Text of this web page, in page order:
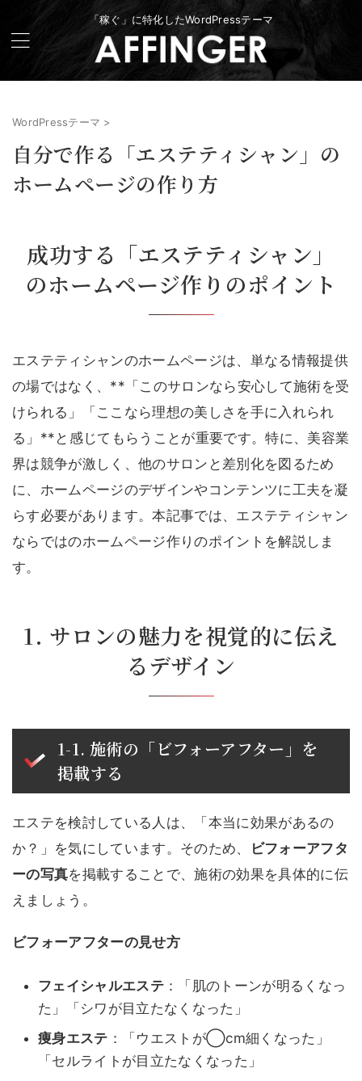
「稼ぐ」に特化したWordPressテーマ
WordPressテーマ >
自分で作る「エステティシャン」の
ホームページの作り方
成功する「エステティシャン」
のホームページ作りのポイント
エステティシャンのホームページは、単なる情報提供
の場ではなく、**「このサロンなら安心して施術を受
けられる」「ここなら理想の美しさを手に入れられ
る」**と感じてもらうことが重要です。特に、美容業
界は競争が激しく、他のサロンと差別化を図るため
に、ホームページのデザインやコンテンツに工夫を凝
らす必要があります。本記事では、エステティシャン
ならではのホームページ作りのポイントを解説しま
す。
1. サロンの魅力を視覚的に伝え
るデザイン
1-1. 施術の「ビフォーアフター」を
掲載する
エステを検討している人は、「本当に効果があるの
か？」を気にしています。そのため、
ビフォーアフタ
ーの写真を掲載することで、施術の効果を具体的に伝
えましょう。
ビフォーアフターの見せ方
フェイシャルエステ ：「肌のトーンが明るくなっ
た」「シワが目立たなくなった」
痩身エステ ：「ウエストが◯cm細くなった」
「セルライトが目立たなくなった」